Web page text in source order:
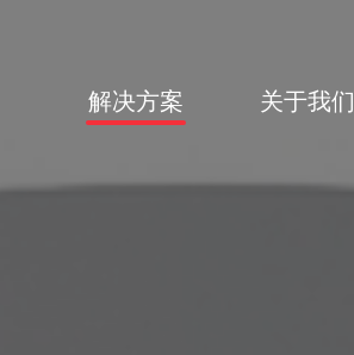
解决方案 关于我们